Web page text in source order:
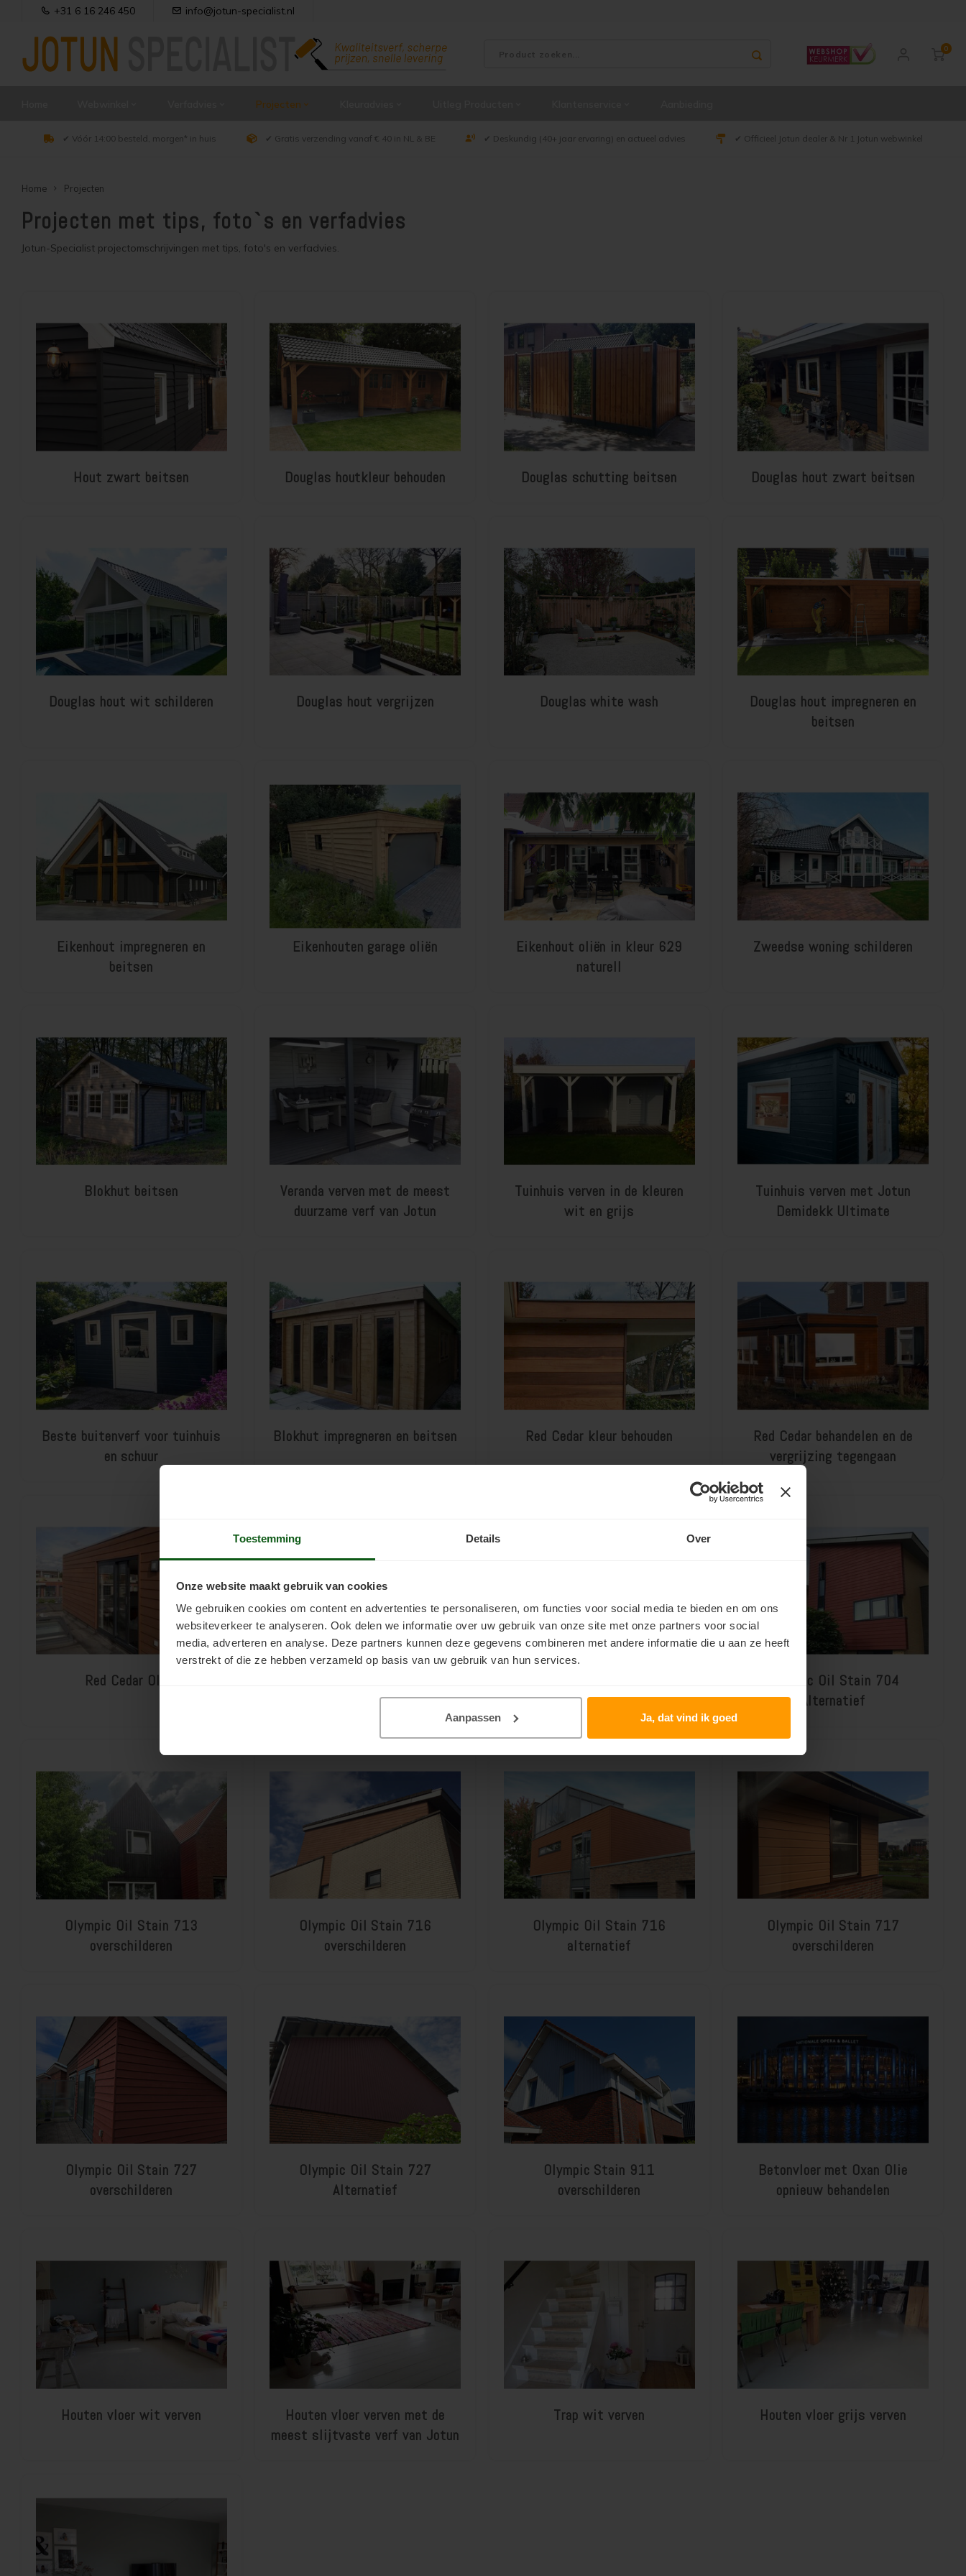
Toestemming Details Over
Onze website maakt gebruik van cookies
We gebruiken cookies om content en advertenties te personaliseren, om functies voor social media te bieden en om ons
websiteverkeer te analyseren. Ook delen we informatie over uw gebruik van onze site met onze partners voor social
media, adverteren en analyse. Deze partners kunnen deze gegevens combineren met andere informatie die u aan ze heeft
verstrekt of die ze hebben verzameld op basis van uw gebruik van hun services.
Aanpassen Ja, dat vind ik goed
+31 6 16 246 450 info@jotun-specialist.nl
0
Projecten
✔ Vóór 14:00 besteld, morgen* in huis ✔ Gratis verzending vanaf € 40 in NL & BE ✔ Deskundig (40+ jaar ervaring) en actueel advies ✔ Officieel Jotun dealer & Nr 1 Jotun webwinkel
Home Projecten
Projecten met tips, foto`s en verfadvies
Jotun-Specialist projectomschrijvingen met tips, foto's en verfadvies.
Hout zwart beitsen Douglas houtkleur behouden Douglas schutting beitsen Douglas hout zwart beitsen
Douglas hout wit schilderen Douglas hout vergrijzen Douglas white wash
Douglas hout impregneren en
beitsen
Eikenhout impregneren en
beitsen
Eikenhouten garage oliën
Eikenhout oliën in kleur 629
naturell
Zweedse woning schilderen
Blokhut beitsen
Veranda verven met de meest
duurzame verf van Jotun
Tuinhuis verven in de kleuren
wit en grijs
Tuinhuis verven met Jotun
Demidekk Ultimate
Beste buitenverf voor tuinhuis
en schuur
Blokhut impregneren en beitsen Red Cedar kleur behouden
Red Cedar behandelen en de
vergrijzing tegengaan
Red Cedar Oliën
Alternatief
overschilderen
Olympic Oil Stain 704
Alternatief
Olympic Oil Stain 713
overschilderen
Olympic Oil Stain 716
overschilderen
Olympic Oil Stain 716
alternatief
Olympic Oil Stain 717
overschilderen
Olympic Oil Stain 727
overschilderen
Olympic Oil Stain 727
Alternatief
Olympic Stain 911
overschilderen
Betonvloer met Oxan Olie
opnieuw behandelen
Houten vloer wit verven
Houten vloer verven met de
meest slijtvaste verf van Jotun
Trap wit verven Houten vloer grijs verven